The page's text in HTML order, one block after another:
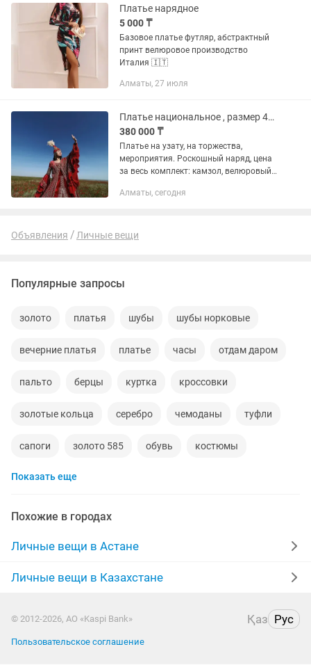
Платье нарядное
5 000 ₸
Базовое платье футляр, абстрактный
принт велюровое производство
Италия 🇮🇹
Алматы, 27 июля
Платье национальное , размер 44-46-48
380 000 ₸
Платье на узату, на торжества,
мероприятия. Роскошный наряд, цена
за весь комплект: камзол, велюровый
желанию, дополнительно есть базовые
Алматы, сегодня
Объявления Личные вещи
Популярные запросы
золото платья шубы шубы норковые
вечерние платья платье часы отдам даром
пальто берцы куртка кроссовки
золотые кольца серебро чемоданы туфли
сапоги золото 585 обувь костюмы
кольца норковые шубы новые
дубленки инвалидные коляски
дубленки мужские кожаные куртки
Показать еще
Похожие в городах
Личные вещи в Астане
Личные вещи в Казахстане
© 2012-2026, АО «Kaspi Bank» Қаз Рус
Пользовательское соглашение